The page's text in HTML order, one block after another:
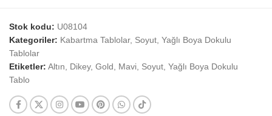
Stok kodu: U08104
Kategoriler: Kabartma Tablolar, Soyut Yağlı Boya Dokulu
Tablolar
Etiketler: Altın Dikey, Gold Mavi Soyut Yağlı Boya Dokulu
Tablo